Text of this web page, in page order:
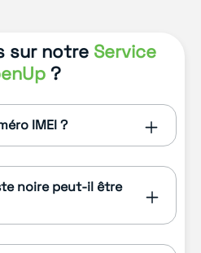
sur notre Service
?
IMEI ?
noire peut-il être